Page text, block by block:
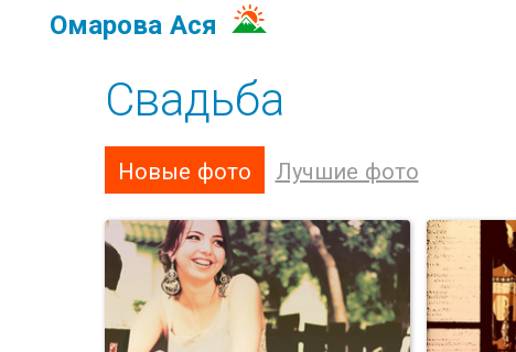
Омарова Ася
Свадьба
Новые фото Лучшие фото